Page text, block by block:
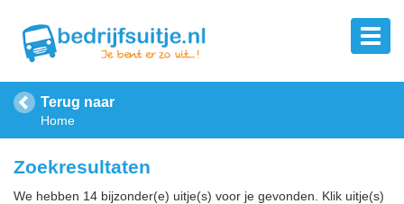
Terug naar
Home
Zoekresultaten
We hebben 14 bijzonder(e) uitje(s) voor je gevonden. Klik uitje(s)